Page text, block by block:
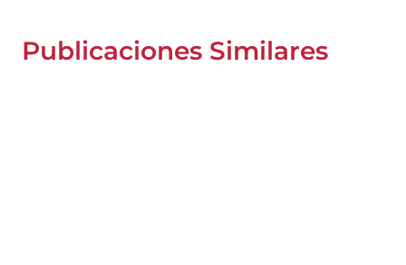
Publicaciones Similares